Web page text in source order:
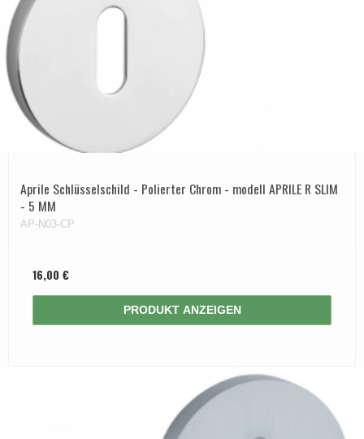
Aprile Schlüsselschild - Polierter Chrom - modell APRILE R SLIM
- 5 MM
AP-N03-CP
16,00 €
PRODUKT ANZEIGEN